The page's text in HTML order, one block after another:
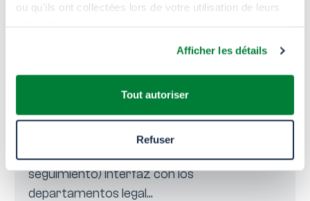
ou qu'ils ont collectées lors de votre utilisation de leurs
Afficher les détails
Tout autoriser
Refuser
Customer Service (M/F) -
Apoyo Back-Office Introducción de PF/PO
Gestión del seguro de crédito (solicitudes y
seguimiento) Interfaz con los
departamentos legal...